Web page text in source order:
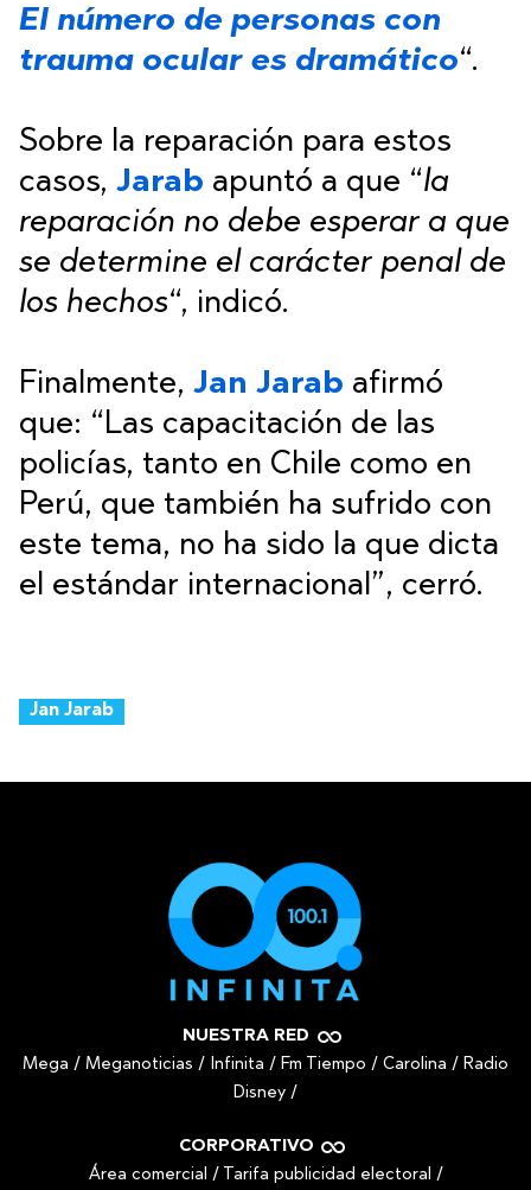
El número de personas con
trauma ocular es dramático“.
Sobre la reparación para estos
casos, Jarab apuntó a que “la
reparación no debe esperar a que
se determine el carácter penal de
los hechos“, indicó.
Finalmente, Jan Jarab afirmó
que: “Las capacitación de las
policías, tanto en Chile como en
Perú, que también ha sufrido con
este tema, no ha sido la que dicta
el estándar internacional”, cerró.
Jan Jarab
NUESTRA RED
Mega / Meganoticias / Infinita / Fm Tiempo / Carolina / Radio
Disney /
CORPORATIVO
Área comercial / Tarifa publicidad electoral /